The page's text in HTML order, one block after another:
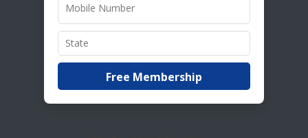
Free Membership